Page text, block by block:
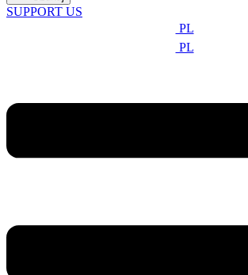
SUPPORT US
PL
PL